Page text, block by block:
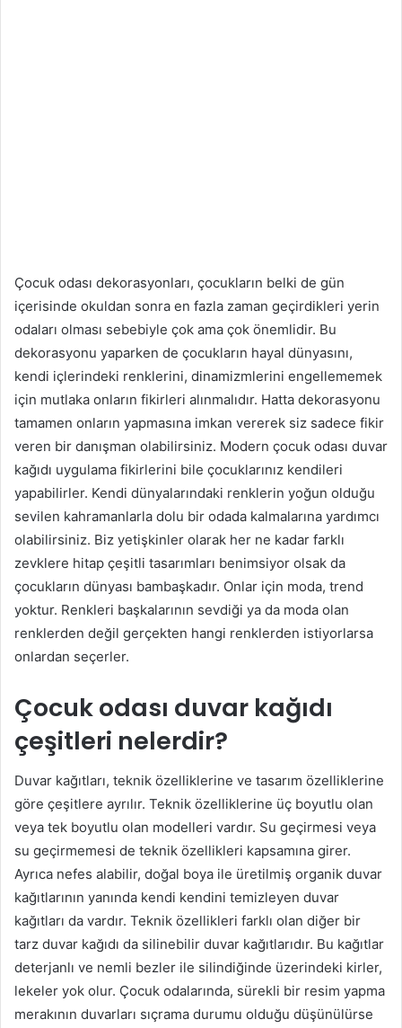
Çocuk odası dekorasyonları, çocukların belki de gün
içerisinde okuldan sonra en fazla zaman geçirdikleri yerin
odaları olması sebebiyle çok ama çok önemlidir. Bu
dekorasyonu yaparken de çocukların hayal dünyasını,
kendi içlerindeki renklerini, dinamizmlerini engellememek
için mutlaka onların fikirleri alınmalıdır. Hatta dekorasyonu
tamamen onların yapmasına imkan vererek siz sadece fikir
veren bir danışman olabilirsiniz. Modern çocuk odası duvar
kağıdı uygulama fikirlerini bile çocuklarınız kendileri
yapabilirler. Kendi dünyalarındaki renklerin yoğun olduğu
sevilen kahramanlarla dolu bir odada kalmalarına yardımcı
olabilirsiniz. Biz yetişkinler olarak her ne kadar farklı
zevklere hitap çeşitli tasarımları benimsiyor olsak da
çocukların dünyası bambaşkadır. Onlar için moda, trend
yoktur. Renkleri başkalarının sevdiği ya da moda olan
renklerden değil gerçekten hangi renklerden istiyorlarsa
onlardan seçerler.
Çocuk odası duvar kağıdı
çeşitleri nelerdir?
Duvar kağıtları, teknik özelliklerine ve tasarım özelliklerine
göre çeşitlere ayrılır. Teknik özelliklerine üç boyutlu olan
veya tek boyutlu olan modelleri vardır. Su geçirmesi veya
su geçirmemesi de teknik özellikleri kapsamına girer.
Ayrıca nefes alabilir, doğal boya ile üretilmiş organik duvar
kağıtlarının yanında kendi kendini temizleyen duvar
kağıtları da vardır. Teknik özellikleri farklı olan diğer bir
tarz duvar kağıdı da silinebilir duvar kağıtlarıdır. Bu kağıtlar
deterjanlı ve nemli bezler ile silindiğinde üzerindeki kirler,
lekeler yok olur. Çocuk odalarında, sürekli bir resim yapma
merakının duvarları sıçrama durumu olduğu düşünülürse